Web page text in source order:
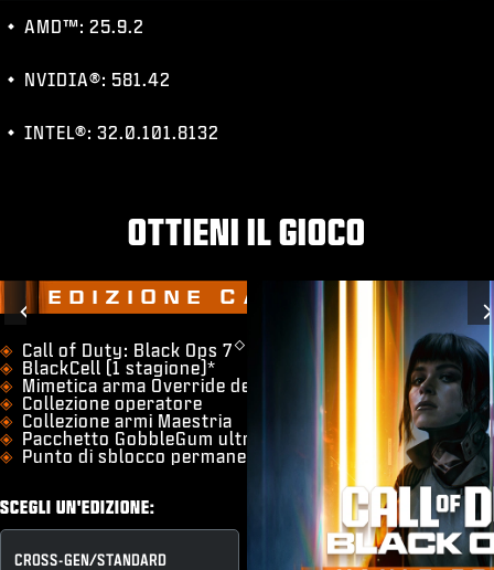
AMD™: 25.9.2
NVIDIA®: 581.42
INTEL®: 32.0.101.8132
OTTIENI IL GIOCO
Previous
EDIZIONE CASSAFORTE
​Call of Duty: Black Ops 7◇
BlackCell (1 stagione)*
Mimetica arma Override della Gilda
Collezione operatore
Collezione armi Maestria
Pacchetto GobbleGum ultra per Zombi
Punto di sblocco permanente
SCEGLI UN'EDIZIONE:
CROSS-GEN/​STANDARD EDIZIONE CASSAFORTE